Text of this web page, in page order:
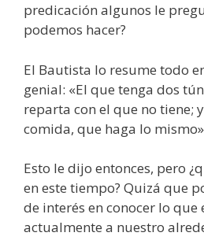
predicación algunos le
podemos hacer?
El Bautista lo resume todo
genial: «El que tenga dos
reparta con el que no tiene;
comida, que haga lo
Esto le dijo entonces, pero
en este tiempo? Quizá que
de interés en conocer lo que
actualmente a nuestro